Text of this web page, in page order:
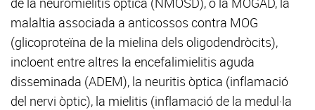
malaltia associada a anticossos contra MOG
(glicoproteïna de la mielina dels oligodendròcits),
incloent entre altres la encefalimielitis aguda
disseminada (ADEM), la neuritis òptica (inflamació
del nervi òptic), la mielitis (inflamació de la medul·la